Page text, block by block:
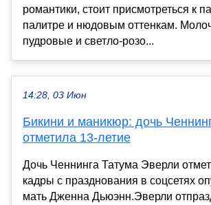
романтики, стоит присмотреться к
палитре и нюдовым оттенкам.
пудровые и светло-розо...
14:28, 03 Июн
Бикини и маникюр: дочь
отметила 13-летие
Дочь Ченнинга Татума Эверли
кадры с празднования в соцсетях
мать Дженна Дьюэнн.Эверли